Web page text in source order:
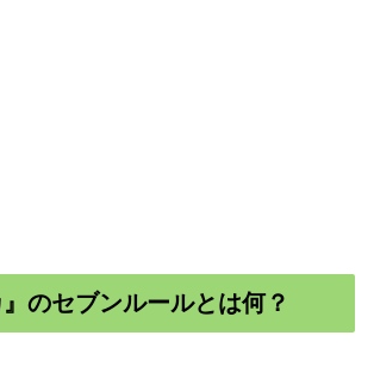
』のセブンルールとは何？